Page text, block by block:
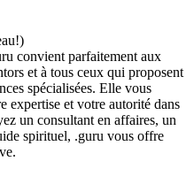
convient parfaitement aux
et à tous ceux qui proposent
spécialisées. Elle vous
expertise et votre autorité dans
un consultant en affaires, un
spirituel, .guru vous offre